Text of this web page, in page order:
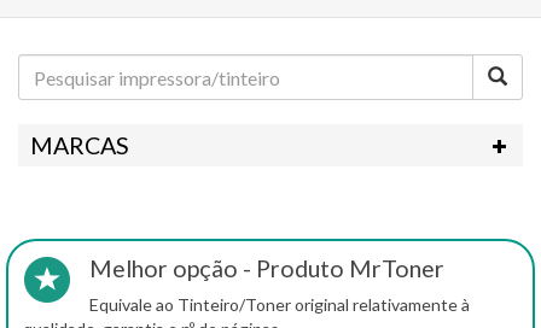
n
a
v
g
MARCAS
Melhor opção - Produto MrToner
Equivale ao Tinteiro/Toner original relativamente à